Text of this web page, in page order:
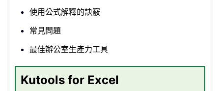
使用公式解釋的訣竅
常見問題
最佳辦公室生產力工具
Kutools for Excel